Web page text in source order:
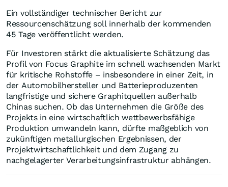
Ein vollständiger technischer Bericht zur
Ressourcenschätzung soll innerhalb der kommenden
45 Tage veröffentlicht werden.
Für Investoren stärkt die aktualisierte Schätzung das
Profil von Focus Graphite im schnell wachsenden Markt
für kritische Rohstoffe – insbesondere in einer Zeit, in
der Automobilhersteller und Batterieproduzenten
langfristige und sichere Graphitquellen außerhalb
Chinas suchen. Ob das Unternehmen die Größe des
Projekts in eine wirtschaftlich wettbewerbsfähige
Produktion umwandeln kann, dürfte maßgeblich von
zukünftigen metallurgischen Ergebnissen, der
Projektwirtschaftlichkeit und dem Zugang zu
nachgelagerter Verarbeitungsinfrastruktur abhängen.